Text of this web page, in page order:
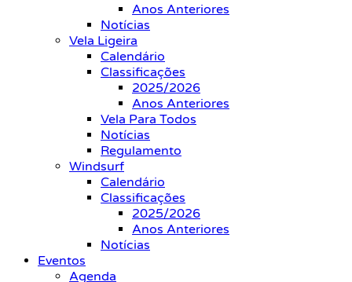
Anos Anteriores
Notícias
Vela Ligeira
Calendário
Classificações
2025/2026
Anos Anteriores
Vela Para Todos
Notícias
Regulamento
Windsurf
Calendário
Classificações
2025/2026
Anos Anteriores
Notícias
Eventos
Agenda